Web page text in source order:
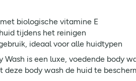
biologische vitamine E
tijdens het reinigen
ideaal voor alle huidtypen
Wash is een luxe, voedende
deze body wash de huid te